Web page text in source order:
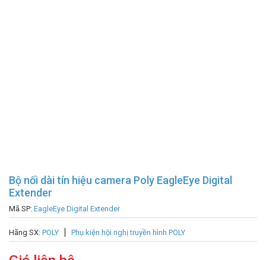
Bộ nối dài tín hiệu camera Poly EagleEye Digital
Extender
Mã SP: EagleEye Digital Extender
Hãng SX: POLY Phụ kiện hội nghị truyền hình POLY